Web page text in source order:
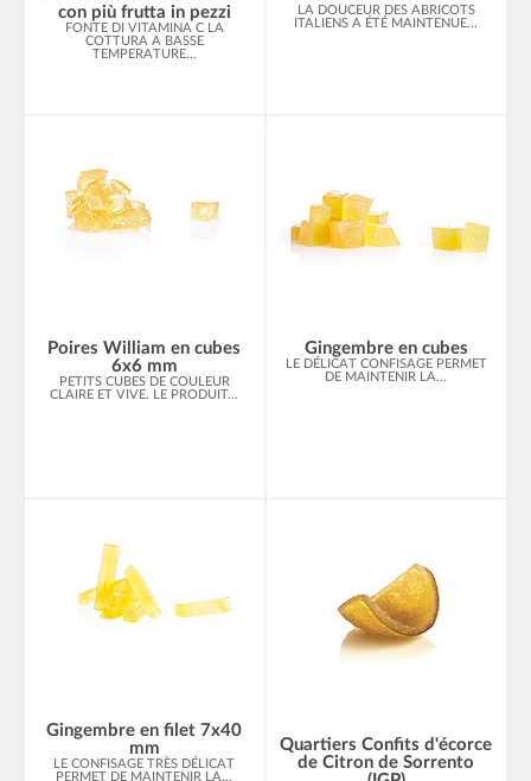
con più frutta in pezzi
FONTE DI VITAMINA C LA
COTTURA A BASSE
TEMPERATURE...
LA DOUCEUR DES ABRICOTS
ITALIENS A ÉTÉ MAINTENUE...
Poires William en cubes
6x6 mm
PETITS CUBES DE COULEUR
CLAIRE ET VIVE. LE PRODUIT...
Gingembre en cubes
LE DÉLICAT CONFISAGE PERMET
DE MAINTENIR LA...
Gingembre en filet 7x40
mm
LE CONFISAGE TRÈS DÉLICAT
PERMET DE MAINTENIR LA...
Quartiers Confits d'écorce
de Citron de Sorrento